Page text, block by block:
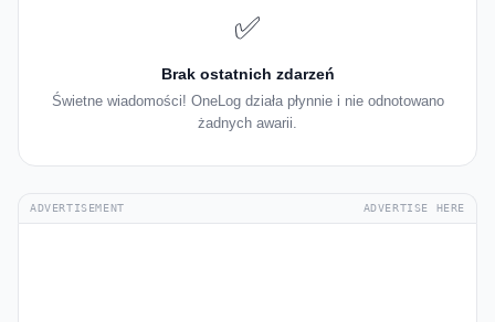
✅
Brak ostatnich zdarzeń
Świetne wiadomości! OneLog działa płynnie i nie odnotowano
żadnych awarii.
ADVERTISEMENT ADVERTISE HERE